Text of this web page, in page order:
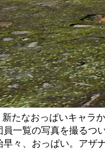
たなおっぱいキャラか
一覧の写真を撮るつ
々、おっぱい。アザ